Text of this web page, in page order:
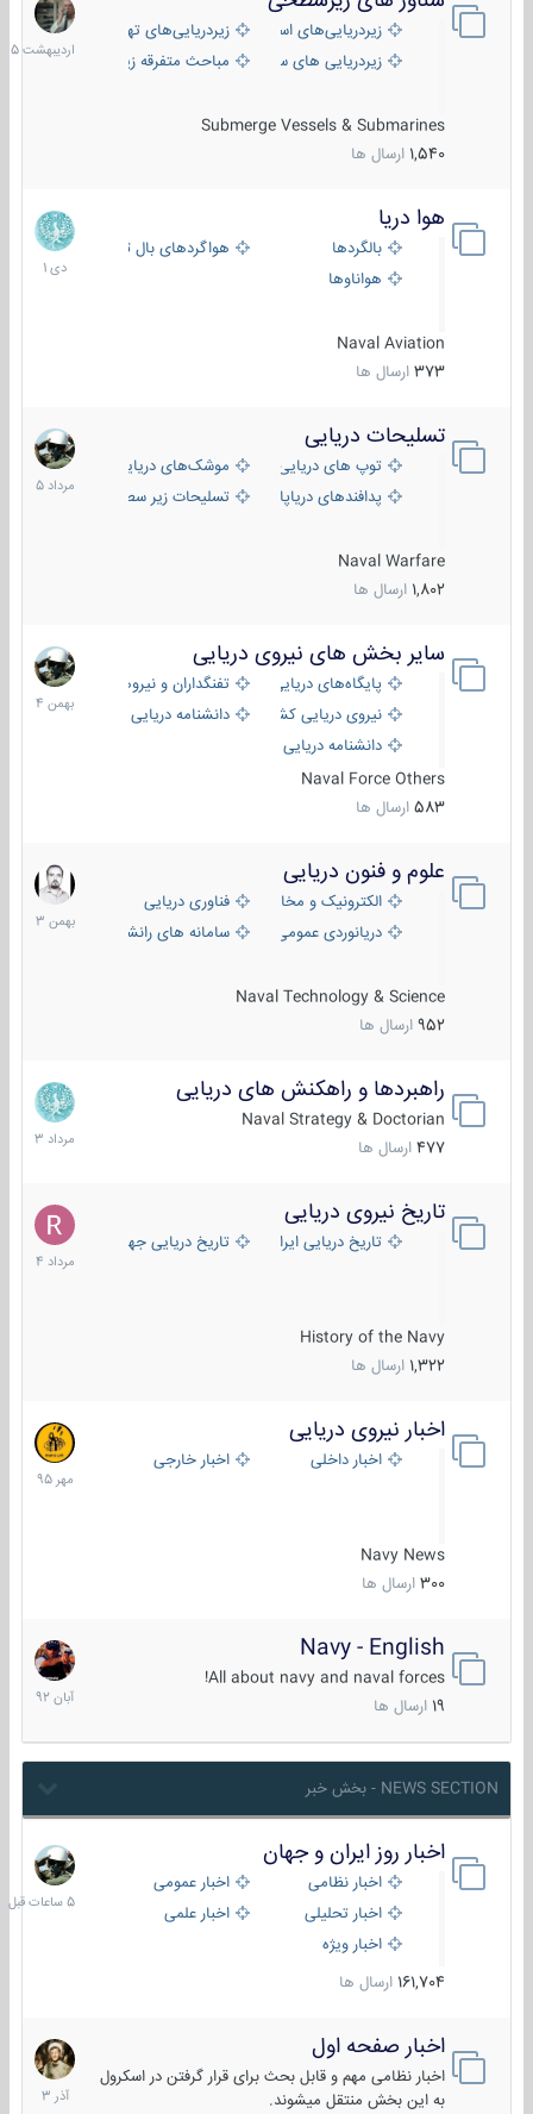
زیردریایی‌های استراتژیکزیردریایی‌های تهاجمی
زیردریایی های سبک
مباحث متفرقه زیرسطحی
Submerge Vessels & Submarines
1,540 ارسال ها
1405
هوا دریا
بالگردها
هواگردهای بال ثابت
هواناوها
Naval Aviation
373 ارسال ها
12
دی
1401
تسلیحات دریایی
توپ های دریایی
موشک‌های دریایی
پدافندهای دریاپایه
تسلیحات زیر سطحی
Naval Warfare
1,802 ارسال ها
2
مرداد
1405
سایر بخش های نیروی دریایی
پایگاه‌های دریایی
تفنگداران و نیروهای ویژه‌ی دریایی
نیروی دریایی کشورهای مختلفدانشنامه دریایی
دانشنامه دریایی کپی
Naval Force Others
583 ارسال ها
22
بهمن
1404
علوم و فنون دریایی
الکترونیک و مخابرات دریاییفناوری دریایی
دریانوردی عمومی
سامانه های رانشی دریایی
Naval Technology & Science
952 ارسال ها
6
بهمن
1403
راهبردها و راهکنش های دریایی
Naval Strategy & Doctorian
477 ارسال ها
2
مرداد
1403
تاریخ نیروی دریایی
تاریخ دریایی ایران تاریخ دریایی جهان
History of the Navy
1,322 ارسال ها
16
مرداد
1404
اخبار نیروی دریایی
اخبار داخلی اخبار خارجی
Navy News
300 ارسال ها
27
مهر
1395
Navy - English
All about navy and naval forces!
ارسال ها
22
آبان
1392
NEWS SECTION - بخش خبر
اخبار روز ایران و جهان
اخبار نظامی
اخبار عمومی
اخبار تحلیلی
اخبار علمی
اخبار ویژه
161,704 ارسال ها
5
ساعات
قبل
اخبار صفحه اول
اخبار نظامی مهم و قابل بحث برای قرار گرفتن در اسکرول
به این بخش منتقل میشوند.
7
آذر
1403